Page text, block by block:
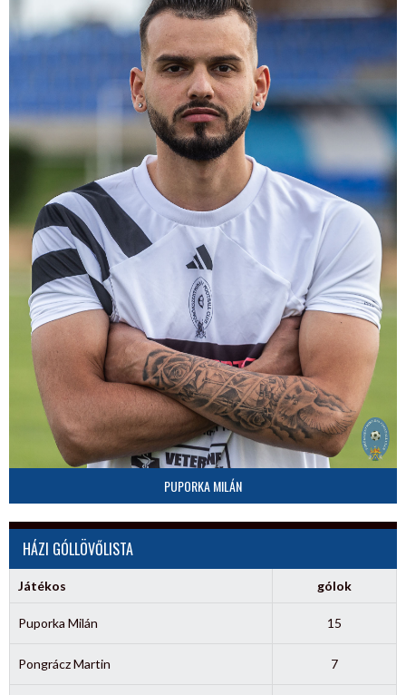
PUPORKA MILÁN
HÁZI GÓLLÖVŐLISTA
Játékos gólok
Puporka Milán 15
Pongrácz Martin 7